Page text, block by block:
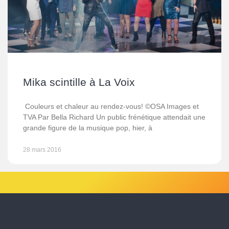
Mika scintille à La Voix
Couleurs et chaleur au rendez-vous! ©OSA Images et
TVA Par Bella Richard Un public frénétique attendait une
grande figure de la musique pop, hier, à
28 mars 2016